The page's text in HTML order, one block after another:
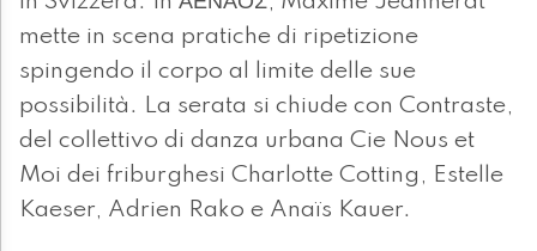
mette in scena pratiche di ripetizione
spingendo il corpo al limite delle sue
possibilità. La serata si chiude con Contraste,
del collettivo di danza urbana Cie Nous et
Moi dei friburghesi Charlotte Cotting, Estelle
Kaeser, Adrien Rako e Anaïs Kauer.